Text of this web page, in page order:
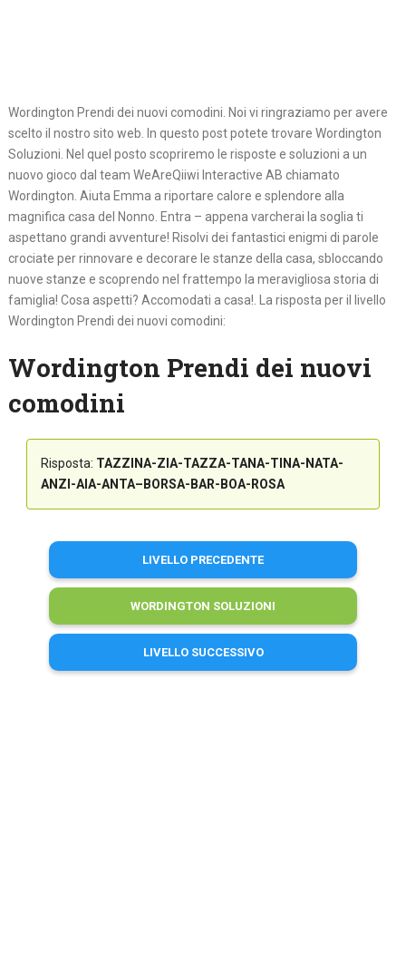
Wordington Prendi dei nuovi comodini. Noi vi ringraziamo per avere
scelto il nostro sito web. In questo post potete trovare Wordington
Soluzioni. Nel quel posto scopriremo le risposte e soluzioni a un
nuovo gioco dal team WeAreQiiwi Interactive AB chiamato
Wordington. Aiuta Emma a riportare calore e splendore alla
magnifica casa del Nonno. Entra – appena varcherai la soglia ti
aspettano grandi avventure! Risolvi dei fantastici enigmi di parole
crociate per rinnovare e decorare le stanze della casa, sbloccando
nuove stanze e scoprendo nel frattempo la meravigliosa storia di
famiglia! Cosa aspetti? Accomodati a casa!. La risposta per il livello
Wordington Prendi dei nuovi comodini:
Wordington Prendi dei nuovi
comodini
Risposta: TAZZINA-ZIA-TAZZA-TANA-TINA-NATA-
ANZI-AIA-ANTA–BORSA-BAR-BOA-ROSA
LIVELLO PRECEDENTE
WORDINGTON SOLUZIONI
LIVELLO SUCCESSIVO